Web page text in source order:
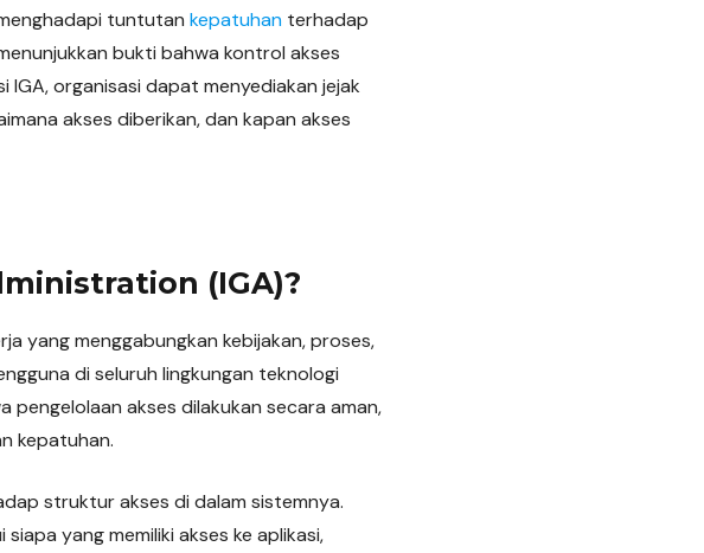
tuntutan kepatuhan terhadap
bukti bahwa kontrol akses
organisasi dapat menyediakan jejak
akses diberikan, dan kapan akses
(IGA)?
yang menggabungkan kebijakan, proses,
di seluruh lingkungan teknologi
pengelolaan akses dilakukan secara aman,
kepatuhan.
struktur akses di dalam sistemnya.
yang memiliki akses ke aplikasi,